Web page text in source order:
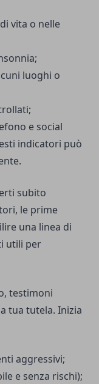
vita o nelle
luoghi o
e social
indicatori può
subito
le prime
una linea di
utili per
testimoni
tua tutela. Inizia
aggressivi;
e senza rischi);